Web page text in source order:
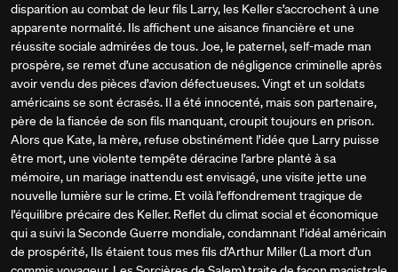
disparition au combat de leur fils Larry, les Keller s’accrochent à une
apparente normalité. Ils affichent une aisance financière et une
réussite sociale admirées de tous. Joe, le paternel, self-made man
prospère, se remet d’une accusation de négligence criminelle après
avoir vendu des pièces d’avion défectueuses. Vingt et un soldats
américains se sont écrasés. Il a été innocenté, mais son partenaire,
père de la fiancée de son fils manquant, croupit toujours en prison.
Alors que Kate, la mère, refuse obstinément l’idée que Larry puisse
être mort, une violente tempête déracine l’arbre planté à sa
mémoire, un mariage inattendu est envisagé, une visite jette une
nouvelle lumière sur le crime. Et voilà l’effondrement tragique de
l’équilibre précaire des Keller. Reflet du climat social et économique
qui a suivi la Seconde Guerre mondiale, condamnant l’idéal américain
de prospérité, Ils étaient tous mes fils d’Arthur Miller (La mort d’un